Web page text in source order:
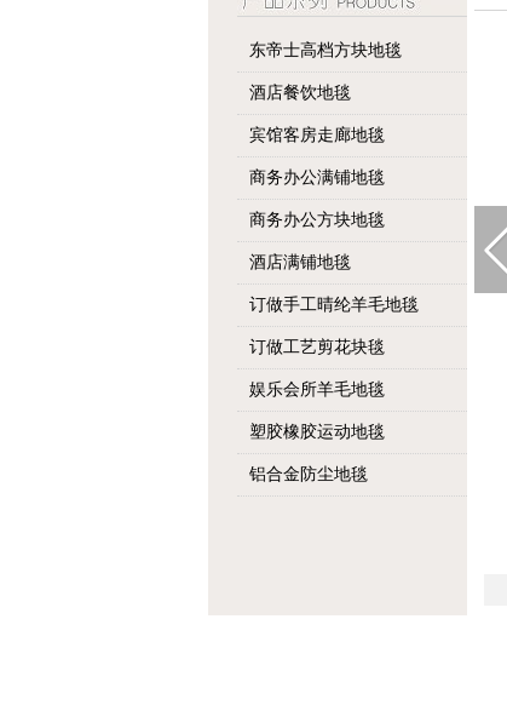
东帝士高档方块地毯
酒店餐饮地毯
宾馆客房走廊地毯
商务办公满铺地毯
商务办公方块地毯
酒店满铺地毯
订做手工晴纶羊毛地毯
订做工艺剪花块毯
娱乐会所羊毛地毯
塑胶橡胶运动地毯
铝合金防尘地毯